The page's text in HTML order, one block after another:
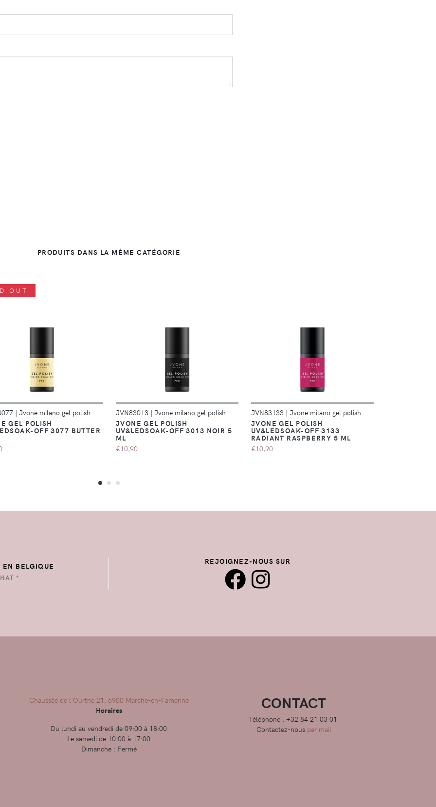
PRODUITS DANS LA MÊME CATÉGORIE
OUT
| Jvone milano gel polish
GEL POLISH
OFF 3077 BUTTER
JVN83013 | Jvone milano gel polish
JVONE GEL POLISH
UV&LEDSOAK-OFF 3013 NOIR 5
ML
€10,90
JVN83133 | Jvone milano gel polish
JVONE GEL POLISH
UV&LEDSOAK-OFF 3133
RADIANT RASPBERRY 5 ML
€10,90
BELGIQUE
*
REJOIGNEZ-NOUS SUR
Chaussée de l'Ourthe 21, 6900 Marche-en-Famenne
Horaires
Du lundi au vendredi de 09:00 à 18:00
Le samedi de 10:00 à 17:00
Dimanche : Fermé
CONTACT
Téléphone : +32 84 21 03 01
Contactez-nous par mail